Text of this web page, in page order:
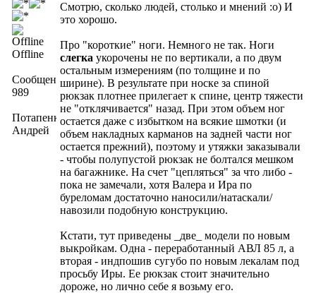
Offline
Сообщений:
989
Потапенко
Андрей
Смотрю, сколько людей, столько и мнений :о) И
это хорошо.
Про "короткие" ноги. Немного не так. Ноги
слегка укорочены не по вертикали, а по двум
остальным измерениям (по толщине и по
ширине). В результате при носке за спиной
рюкзак плотнее прилегает к спине, центр тяжести
не "отклячивается" назад. При этом объем ног
остается даже с избытком на всякие шмотки (и
объем накладных карманов на задней части ног
остается прежний), поэтому и утяжки заказывали
- чтобы полупустой рюкзак не болтался мешком
на багажнике. На счет "цепляться" за что либо -
пока не замечали, хотя Валера и Ира по
буреломам достаточно наносили/натаскали/
навозили подобную конструкцию.
Кстати, тут приведены _две_ модели по новым
выкройкам. Одна - переработанный АВЛ 85 л, а
вторая - индпошив сугубо по новым лекалам под
просьбу Иры. Ее рюкзак стоит значительно
дороже, но лично себе я возьму его.